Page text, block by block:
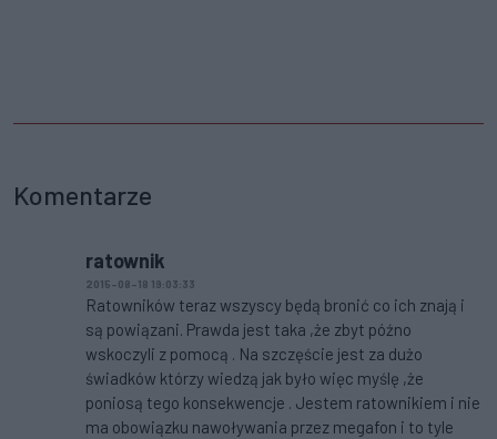
Komentarze
ratownik
2015-08-18 19:03:33
Ratowników teraz wszyscy będą bronić co ich znają i
są powiązani. Prawda jest taka ,że zbyt późno
wskoczyli z pomocą . Na szczęście jest za dużo
świadków którzy wiedzą jak było więc myślę ,że
poniosą tego konsekwencje . Jestem ratownikiem i nie
ma obowiązku nawoływania przez megafon i to tyle